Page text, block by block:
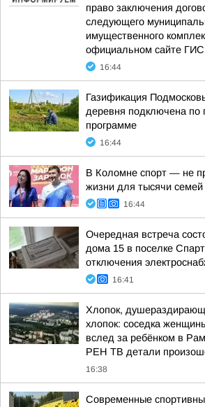
право заключения
следующего
имущественного
официальном сайте ГИС
16:44
Газификация
деревня подключена по
программе
16:44
В Коломне спорт — не
жизни для тысячи семей
16:44
Очередная встреча
дома 15 в поселке
отключения
16:41
Хлопок,
хлопок: соседка
вслед за ребёнком в
РЕН ТВ детали
16:38
Современные